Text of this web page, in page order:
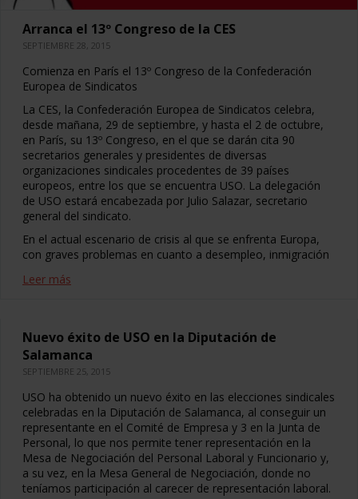
Arranca el 13º Congreso de la CES
SEPTIEMBRE 28, 2015
Comienza en París el 13º Congreso de la Confederación
Europea de Sindicatos
La CES, la Confederación Europea de Sindicatos celebra,
desde mañana, 29 de septiembre, y hasta el 2 de octubre,
en París, su 13º Congreso, en el que se darán cita 90
secretarios generales y presidentes de diversas
organizaciones sindicales procedentes de 39 países
europeos, entre los que se encuentra USO. La delegación
de USO estará encabezada por Julio Salazar, secretario
general del sindicato.
En el actual escenario de crisis al que se enfrenta Europa,
con graves problemas en cuanto a desempleo, inmigración
Leer más
Nuevo éxito de USO en la Diputación de
Salamanca
SEPTIEMBRE 25, 2015
USO ha obtenido un nuevo éxito en las elecciones sindicales
celebradas en la Diputación de Salamanca, al conseguir un
representante en el Comité de Empresa y 3 en la Junta de
Personal, lo que nos permite tener representación en la
Mesa de Negociación del Personal Laboral y Funcionario y,
a su vez, en la Mesa General de Negociación, donde no
teníamos participación al carecer de representación laboral.